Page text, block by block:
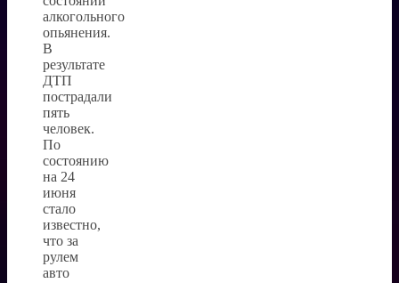
алкогольного
опьянения.
В
результате
ДТП
пострадали
пять
человек.
По
состоянию
на 24
июня
стало
известно,
что за
рулем
авто